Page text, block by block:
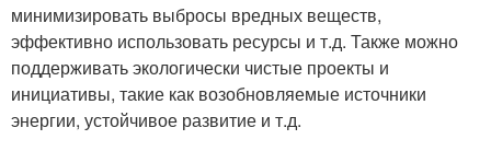
минимизировать выбросы вредных веществ,
эффективно использовать ресурсы и т.д. Также можно
поддерживать экологически чистые проекты и
инициативы, такие как возобновляемые источники
энергии, устойчивое развитие и т.д.